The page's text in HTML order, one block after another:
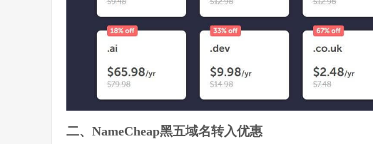
二、NameCheap黑五域名转入优惠